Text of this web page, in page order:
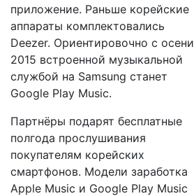
приложение. Раньше корейские
аппараты комплектовались
Deezer. Ориентировочно с осени
2015 встроенной музыкальной
службой на Samsung станет
Google Play Music.
Партнёры подарят бесплатные
полгода прослушивания
покупателям корейских
смартфонов. Модели заработка
Apple Music и Google Play Music